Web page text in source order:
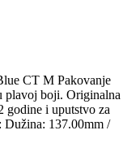
CT M Pakovanje
plavoj boji. Originalna
godine i uputstvo za
Dužina: 137.00mm /